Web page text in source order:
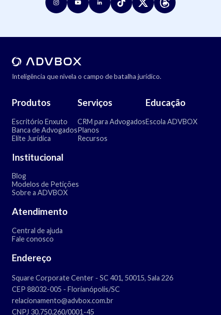
Inteligência que nivela o campo de batalha jurídico.
Produtos
Escritório Enxuto
Banca de Advogados
Elite Jurídica
Serviços
CRM para Advogados
Planos
Recursos
Educação
Escola ADVBOX
Institucional
Blog
Modelos de Petições
Sobre a ADVBOX
Atendimento
Central de ajuda
Fale conosco
Endereço
Square Corporate Center - SC 401, 50015, Sala 226
CEP 88032-005 - Florianópolis/SC
relacionamento@advbox.com.br
CNPJ 30.750.260/0001-45